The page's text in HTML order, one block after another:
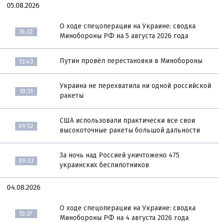
05.08.2026
16:32
О ходе спецоперации на Украине: сводка
Минобороны РФ на 5 августа 2026 года
13:43 Путин провёл перестановки в Минобороны
10:31
Украина не перехватила ни одной российской
ракеты
09:52
США использовали практически все свои
высокоточные ракеты большой дальности
09:33
За ночь над Россией уничтожено 475
украинских беспилотников
04.08.2026
15:37
О ходе спецоперации на Украине: сводка
Минобороны РФ на 4 августа 2026 года